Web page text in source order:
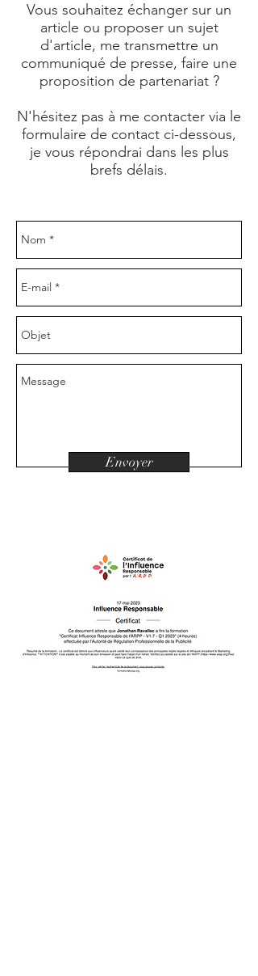
​Vous souhaitez échanger sur un
article ou proposer un sujet
d'article, me transmettre un
communiqué de presse, faire une
proposition de partenariat ?
N'hésitez pas à me contacter via le
formulaire de contact ci-dessous,
je vous répondrai dans les plus
brefs délais.
Envoyer